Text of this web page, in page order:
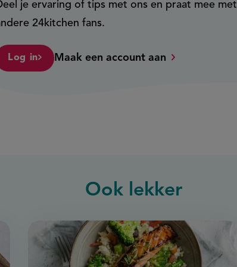
je ervaring of tips met ons en praat mee met
24kitchen fans.
Log in Maak een account aan
Ook lekker